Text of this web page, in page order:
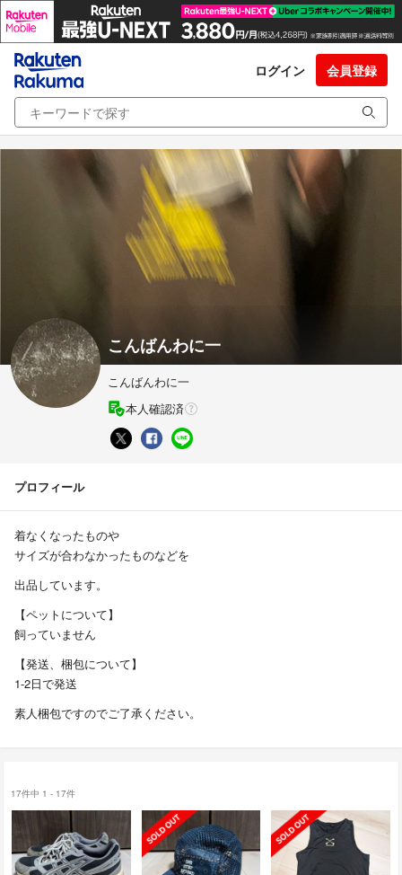
ログイン 会員登録
こんばんわに一
こんばんわに一
本人確認済
プロフィール
着なくなったものや
サイズが合わなかったものなどを
出品しています。
【ペットについて】
飼っていません
【発送、梱包について】
1-2日で発送
素人梱包ですのでご了承ください。
17件中 1 - 17件